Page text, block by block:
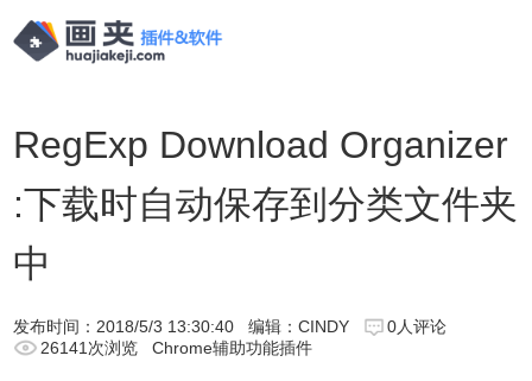
RegExp Download Organizer
:下载时自动保存到分类文件夹
中
发布时间： 2018/5/3 13:30:40 编辑：CINDY
0人评论
26141次浏览
Chrome辅助功能插件